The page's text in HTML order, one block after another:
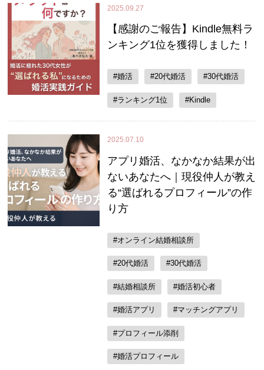
2025.09.27
【感謝のご報告】Kindle無料ラ
ンキング1位を獲得しました！
#婚活 #20代婚活 #30代婚活
#ランキング1位 #Kindle
2025.07.10
アプリ婚活、なかなか結果が出
ないあなたへ｜現役仲人が教え
る“選ばれるプロフィール”の作
り方
#オンライン結婚相談所
#20代婚活 #30代婚活
#結婚相談所 #婚活初心者
#婚活アプリ #マッチングアプリ
#プロフィール添削
#婚活プロフィール